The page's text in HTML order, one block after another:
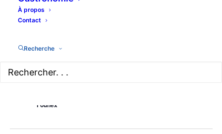
À propos
Contact
Recherche
4 juillet à 10h30
Founex